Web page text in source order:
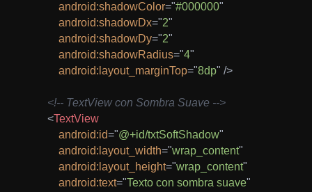
android:shadowColor="#000000"
android:shadowDx="2"
android:shadowDy="2"
android:shadowRadius="4"
android: layout_marginTop="8dp" />
<!-- TextView con Sombra Suave -->
<TextView
android:id="@+id/txtSoftShadow"
android: layout_width="wrap_content"
android: layout_height="wrap_content"
android:text="Texto con sombra suave"